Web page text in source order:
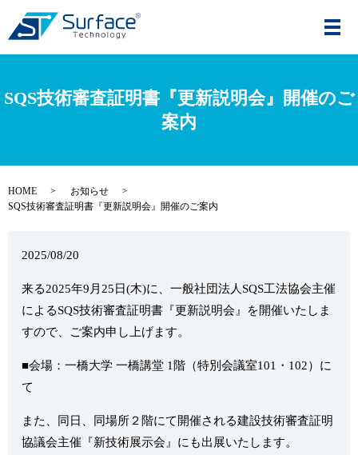
メ
SQS技術審査証明書『更新説明会』開催のご
案内
HOME
お知らせ
SQS技術審査証明書『更新説明会』開催のご案内
2025/08/20
来る2025年9月25日(木)に、一般社団法人SQS工法協会主催
によるSQS技術審査証明書『更新説明会』を開催いたしま
すので、ご案内申し上げます。
■会場：一橋大学 一橋講堂 1階（特別会議室101・102）に
て
また、同日、同場所２階にて開催される建設技術審査証明
協議会主催『新技術展示会』にも出展いたします。